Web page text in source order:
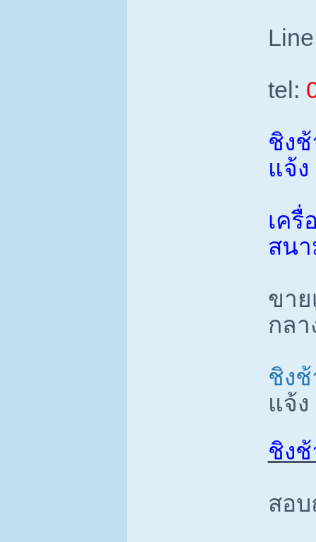
tel:
ชิงช้
แจ้
เครื่
สน
ขาย
กล
ชิงช้
แจ้ง
ชิง
สอ